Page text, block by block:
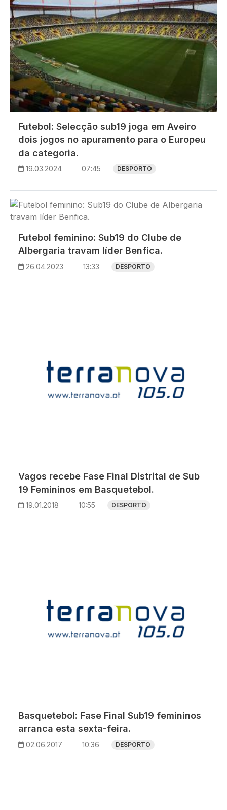
Futebol: Selecção sub19 joga em Aveiro
dois jogos no apuramento para o Europeu
da categoria.
19.03.2024 07:45 DESPORTO
Imagem
Futebol feminino: Sub19 do Clube de
Albergaria travam líder Benfica.
26.04.2023 13:33 DESPORTO
Vagos recebe Fase Final Distrital de Sub
19 Femininos em Basquetebol.
19.01.2018 10:55 DESPORTO
Basquetebol: Fase Final Sub19 femininos
arranca esta sexta-feira.
02.06.2017 10:36 DESPORTO